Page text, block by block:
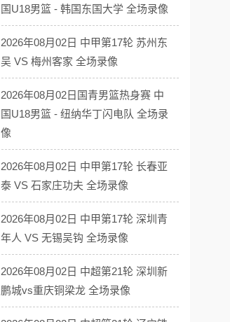
国U18男篮 - 韩国东国大学 全场录像
2026年08月02日 中甲第17轮 苏州东
吴 VS 梅州客家 全场录像
2026年08月02日国青男篮热身赛 中
国U18男篮 - 纽纳华丁闪电队 全场录
像
2026年08月02日 中甲第17轮 长春亚
泰 VS 石家庄功夫 全场录像
2026年08月02日 中甲第17轮 深圳青
年人 VS 无锡吴钩 全场录像
2026年08月02日 中超第21轮 深圳新
鹏城vs重庆铜梁龙 全场录像